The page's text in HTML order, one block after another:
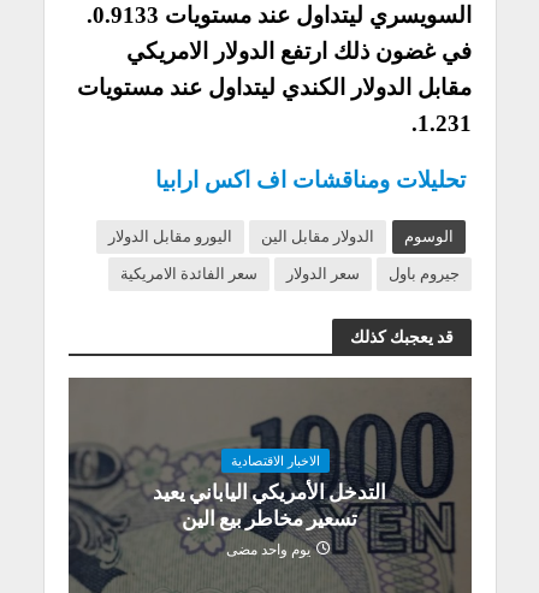
السويسري ليتداول عند مستويات 0.9133.
في غضون ذلك ارتفع الدولار الامريكي
مقابل الدولار الكندي ليتداول عند مستويات
1.231.
تحليلات ومناقشات اف اكس ارابيا
الوسوم الدولار مقابل الين
اليورو مقابل الدولار
جيروم باول
سعر الدولار سعر الفائدة الامريكية
قد يعجبك كذلك
الاخبار الاقتصادية
التدخل الأمريكي الياباني يعيد
تسعير مخاطر بيع الين
يوم واحد مضى